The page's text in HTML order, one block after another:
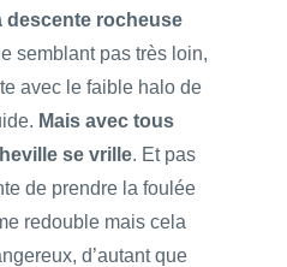
descente rocheuse
semblant pas très loin,
avec le faible halo de
Mais avec tous
se vrille. Et pas
de prendre la foulée
redouble mais cela
d’autant que